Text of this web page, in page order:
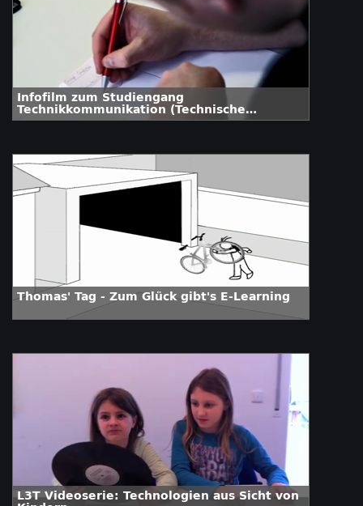
Infofilm zum Studiengang
Technikkommunikation (Technische
Redaktion)
Thomas' Tag - Zum Glück gibt's E-Learning
L3T Videoserie: Technologien aus Sicht von